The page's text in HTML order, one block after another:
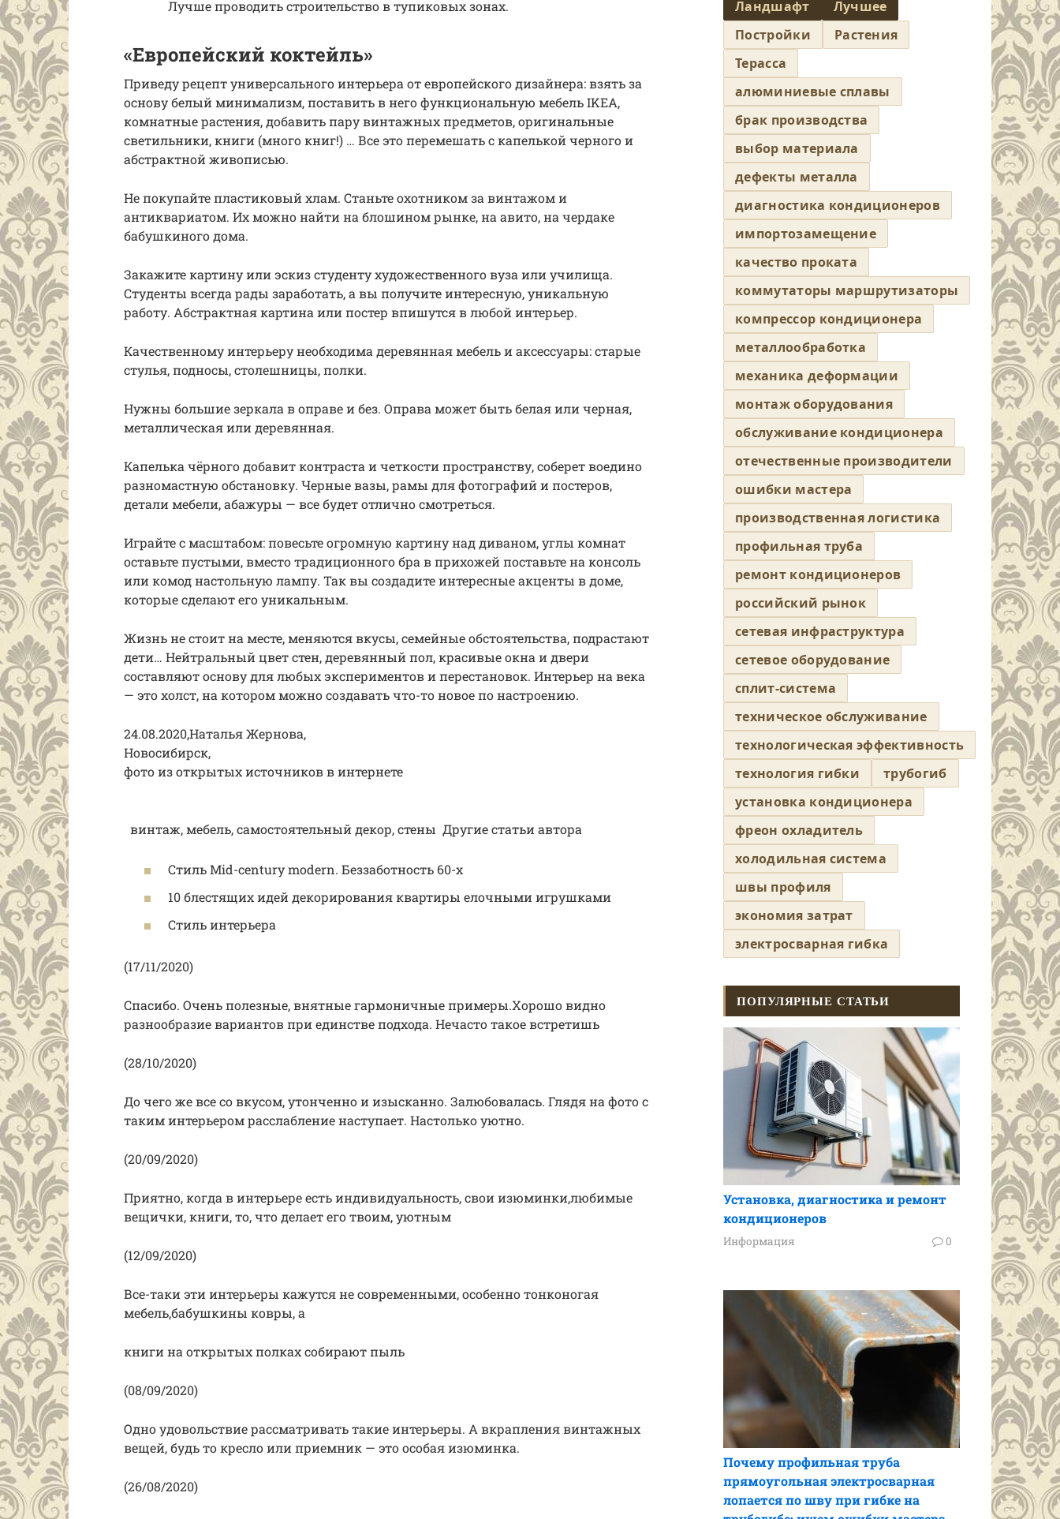
Лучше проводить строительство в тупиковых зонах.
«Европейский коктейль»
Приведу рецепт универсального интерьера от европейского дизайнера: взять за
основу белый минимализм, поставить в него функциональную мебель IKEA,
комнатные растения, добавить пару винтажных предметов, оригинальные
светильники, книги (много книг!) … Все это перемешать с капелькой черного и
абстрактной живописью.
Не покупайте пластиковый хлам. Станьте охотником за винтажом и
антиквариатом. Их можно найти на блошином рынке, на авито, на чердаке
бабушкиного дома.
Закажите картину или эскиз студенту художественного вуза или училища.
Студенты всегда рады заработать, а вы получите интересную, уникальную
работу. Абстрактная картина или постер впишутся в любой интерьер.
Качественному интерьеру необходима деревянная мебель и аксессуары: старые
стулья, подносы, столешницы, полки.
Нужны большие зеркала в оправе и без. Оправа может быть белая или черная,
металлическая или деревянная.
Капелька чёрного добавит контраста и четкости пространству, соберет воедино
разномастную обстановку. Черные вазы, рамы для фотографий и постеров,
детали мебели, абажуры — все будет отлично смотреться.
Играйте с масштабом: повесьте огромную картину над диваном, углы комнат
оставьте пустыми, вместо традиционного бра в прихожей поставьте на консоль
или комод настольную лампу. Так вы создадите интересные акценты в доме,
которые сделают его уникальным.
Жизнь не стоит на месте, меняются вкусы, семейные обстоятельства, подрастают
дети… Нейтральный цвет стен, деревянный пол, красивые окна и двери
составляют основу для любых экспериментов и перестановок. Интерьер на века
— это холст, на котором можно создавать что-то новое по настроению.
24.08.2020,Наталья Жернова,
Новосибирск,
фото из открытых источников в интернете
винтаж, мебель, самостоятельный декор, стены Другие статьи автора
Стиль Mid-century modern. Беззаботность 60-х
10 блестящих идей декорирования квартиры елочными игрушками
Стиль интерьера
(17/11/2020)
Спасибо. Очень полезные, внятные гармоничные примеры.Хорошо видно
разнообразие вариантов при единстве подхода. Нечасто такое встретишь
(28/10/2020)
До чего же все со вкусом, утонченно и изысканно. Залюбовалась. Глядя на фото с
таким интерьером расслабление наступает. Настолько уютно.
(20/09/2020)
Приятно, когда в интерьере есть индивидуальность, свои изюминки,любимые
вещички, книги, то, что делает его твоим, уютным
(12/09/2020)
Все-таки эти интерьеры кажутся не современными, особенно тонконогая
мебель,бабушкины ковры, а
книги на открытых полках собирают пыль
(08/09/2020)
Одно удовольствие рассматривать такие интерьеры. А вкрапления винтажных
вещей, будь то кресло или приемник — это особая изюминка.
(26/08/2020)
Ландшафт
Лучшее
Постройки
Растения
Терасса
алюминиевые сплавы
брак производства
выбор материала
дефекты металла
диагностика кондиционеров
импортозамещение
качество проката
коммутаторы маршрутизаторы
компрессор кондиционера
металлообработка
механика деформации
монтаж оборудования
обслуживание кондиционера
отечественные производители
ошибки мастера
производственная логистика
профильная труба
ремонт кондиционеров
российский рынок
сетевая инфраструктура
сетевое оборудование
сплит-система
техническое обслуживание
технологическая эффективность
технология гибки
трубогиб
установка кондиционера
фреон охладитель
холодильная система
швы профиля
экономия затрат
электросварная гибка
ПОПУЛЯРНЫЕ СТАТЬИ
Установка, диагностика и ремонт
кондиционеров
Информация 0
Почему профильная труба
прямоугольная электросварная
лопается по шву при гибке на